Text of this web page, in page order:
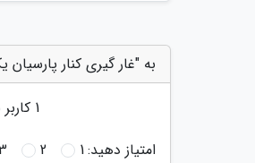
به "غار گیری کنار
1
امتیاز دهید:1
2